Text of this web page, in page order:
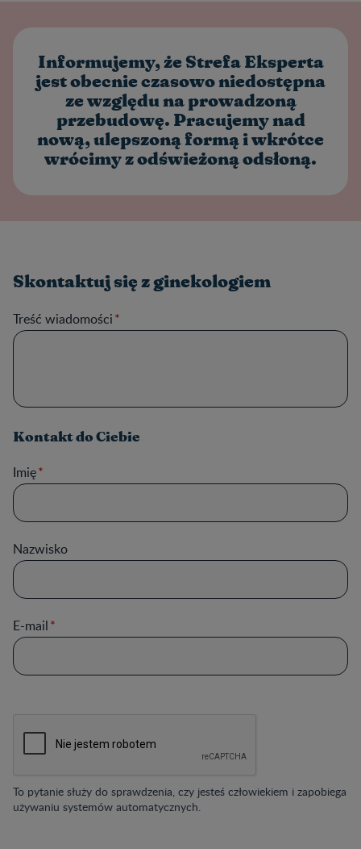
Informujemy, że Strefa Eksperta
jest obecnie czasowo niedostępna
ze względu na prowadzoną
przebudowę. Pracujemy nad
nową, ulepszoną formą i wkrótce
wrócimy z odświeżoną odsłoną.
Skontaktuj się z ginekologiem
Treść wiadomości
Kontakt do Ciebie
Imię
Nazwisko
E-mail
To pytanie służy do sprawdzenia, czy jesteś człowiekiem i zapobiega
używaniu systemów automatycznych.